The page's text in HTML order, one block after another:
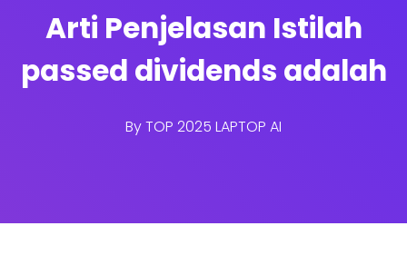
Arti Penjelasan Istilah
passed dividends adalah
ByTOP 2025 LAPTOP AI